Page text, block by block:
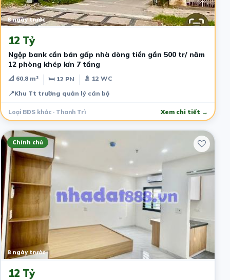
8 ngày trước
12 Tỷ
Ngộp bank cần bán gấp nhà dòng tiền gần 500 tr/ năm
12 phòng khép kín 7 tầng
📐 60.8 m² 🛏 12 PN
🚿 12 WC
📍Khu Tt trường quản lý cán bộ
Loại BĐS khác · Thanh Trì Xem chi tiết →
Chính chủ
8 ngày trước
12 Tỷ